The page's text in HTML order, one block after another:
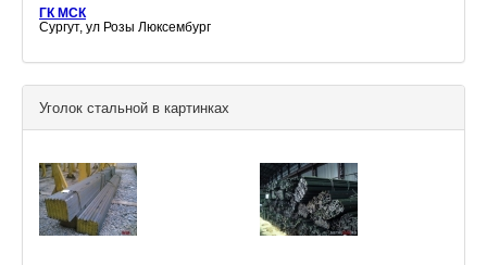
ГК МСК
Сургут, ул Розы Люксембург
Уголок стальной в картинках